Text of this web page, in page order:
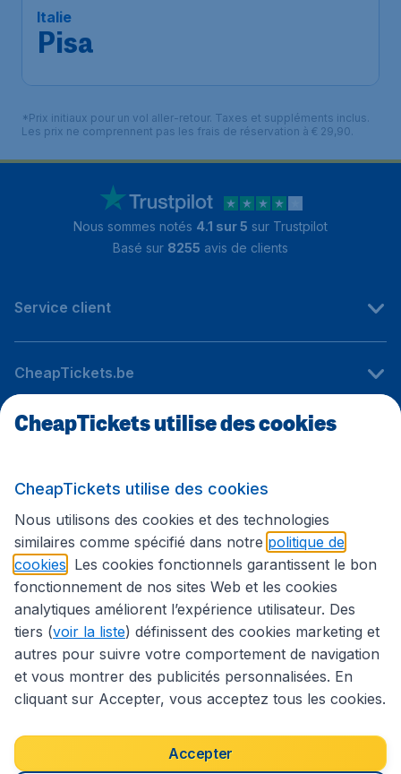
Italie
Pisa
*Prix initiaux pour un vol aller-retour. Taxes et suppléments inclus.
Les prix ne comprennent pas les frais de réservation à € 29,90.
Nous sommes notés 4.1 sur 5 sur Trustpilot
Basé sur 8255 avis de clients
Service client
CheapTickets.be
Sites internationaux
Suivez CheapTickets.be
Déclaration d’accessibilité
Conditions générales
Déclaration de confidentialité
CheapTickets utilise des cookies
CheapTickets utilise des cookies
Nous utilisons des cookies et des technologies
similaires comme spécifié dans notre politique de
cookies . Les cookies fonctionnels garantissent le bon
fonctionnement de nos sites Web et les cookies
analytiques améliorent l’expérience utilisateur. Des
tiers (voir la liste) définissent des cookies marketing et
autres pour suivre votre comportement de navigation
et vous montrer des publicités personnalisées. En
cliquant sur Accepter, vous acceptez tous les cookies.
Accepter